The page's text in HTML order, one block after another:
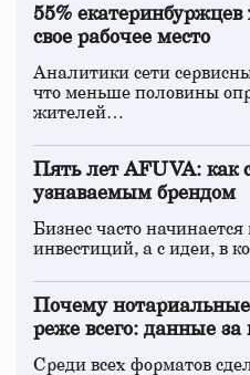
55%
свое рабочее место
Аналитики сети
что меньше половины
жителей…
Пять лет AFUVA: как
узнаваемым брендом
Бизнес часто
инвестиций, а с идеи, в
Почему
реже всего: данные за
Среди всех форматов